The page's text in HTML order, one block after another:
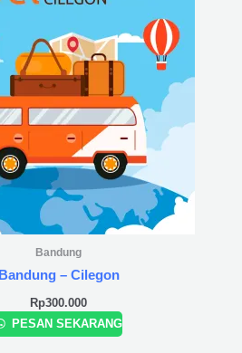
Bandung
Bandung – Cilegon
Rp300.000
PESAN SEKARANG